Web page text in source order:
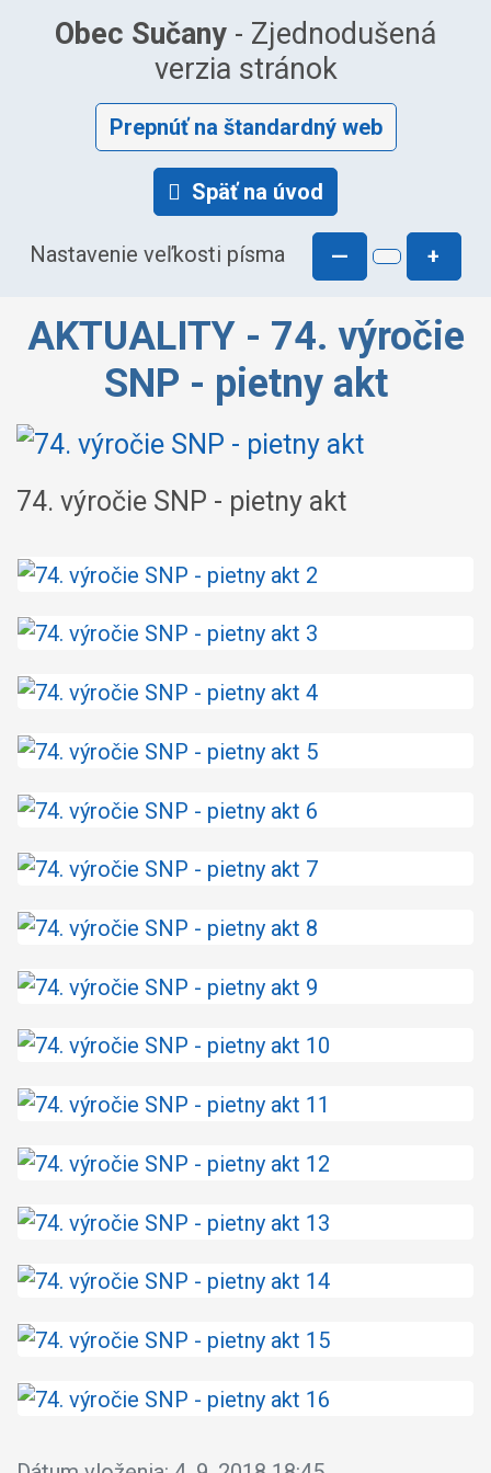
Obec Sučany - Zjednodušená
verzia stránok
Prepnúť na štandardný web
Späť na úvod
Nastavenie veľkosti písma — +
AKTUALITY - 74. výročie
SNP - pietny akt
74. výročie SNP - pietny akt